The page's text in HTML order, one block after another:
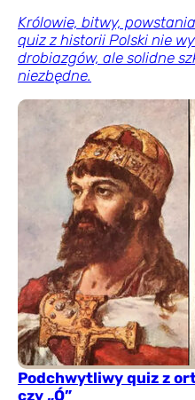
Królowie, bitwy,
quiz z historii Polski nie
drobiazgów, ale solidne
niezbędne.
Podchwytliwy quiz z
czy „Ó”